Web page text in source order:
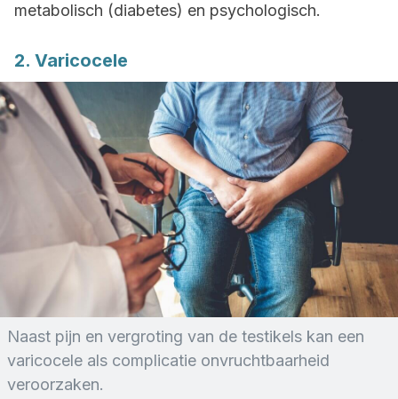
metabolisch (diabetes) en psychologisch.
2. Varicocele
Naast pijn en vergroting van de testikels kan een
varicocele als complicatie onvruchtbaarheid
veroorzaken.